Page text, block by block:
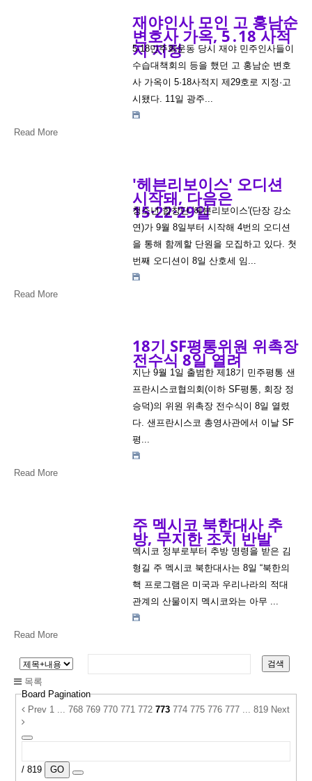
재야인사 모인 고 홍남순
변호사 가옥, 5․18 사적
지 지정
5·18민주화운동 당시 재야 민주인사들이
수습대책회의 등을 했던 고 홍남순 변호
사 가옥이 5·18사적지 제29호로 지정·고
시됐다. 11일 광주...
Read More
'헤븐리보이스' 오디션
시작돼, 다음은
15·22·29일
청소년 합창단 '헤븐리보이스'(단장 강소
연)가 9월 8일부터 시작해 4번의 오디션
을 통해 함께할 단원을 모집하고 있다. 첫
번째 오디션이 8일 산호세 임...
Read More
18기 SF평통위원 위촉장
전수식 8일 열려
지난 9월 1일 출범한 제18기 민주평통 샌
프란시스코협의회(이하 SF평통, 회장 정
승덕)의 위원 위촉장 전수식이 8일 열렸
다. 샌프란시스코 총영사관에서 이날 SF
평...
Read More
주 멕시코 북한대사 추
방, 무지한 조치 반발
멕시코 정부로부터 추방 명령을 받은 김
형길 주 멕시코 북한대사는 8일 “북한의
핵 프로그램은 미국과 우리나라의 적대
관계의 산물이지 멕시코와는 아무 ...
Read More
검색
목록
Board Pagination
Prev 1 ... 768 769 770 771 772 773 774 775 776 777 ... 819 Next
/ 819 GO